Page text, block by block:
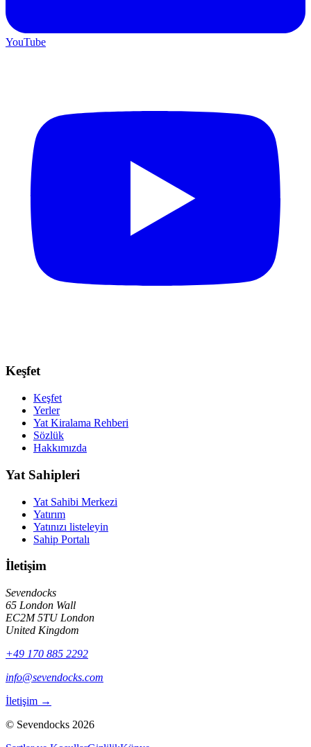
YouTube
Keşfet
Keşfet
Yerler
Yat Kiralama Rehberi
Sözlük
Hakkımızda
Yat Sahipleri
Yat Sahibi Merkezi
Yatırım
Yatınızı listeleyin
Sahip Portalı
İletişim
Sevendocks
65 London Wall
EC2M 5TU London
United Kingdom
+49 170 885 2292
info@sevendocks.com
İletişim →
© Sevendocks 2026